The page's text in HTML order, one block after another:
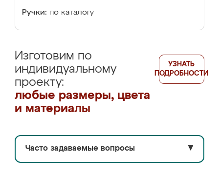
Ручки: по каталогу
Изготовим по
индивидуальному
проекту:
любые размеры, цвета
и материалы
УЗНАТЬ
ПОДРОБНОСТИ
Часто задаваемые вопросы ▼